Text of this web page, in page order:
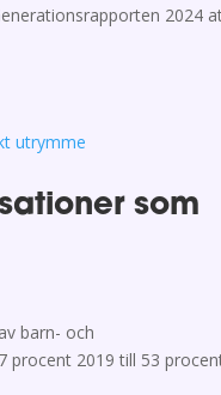
2024
som
barn- och
procent 2019 till 53